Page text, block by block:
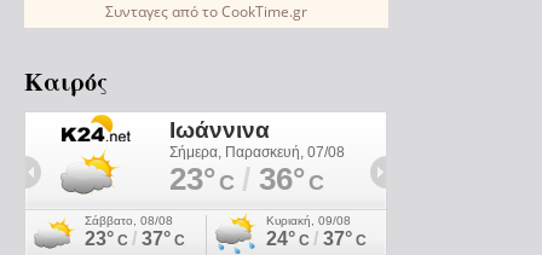
Συνταγεςαπό τοCookTime.gr
Καιρός